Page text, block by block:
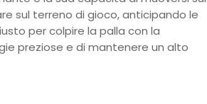
sul terreno di gioco, anticipando le
per colpire la palla con la
preziose e di mantenere un alto